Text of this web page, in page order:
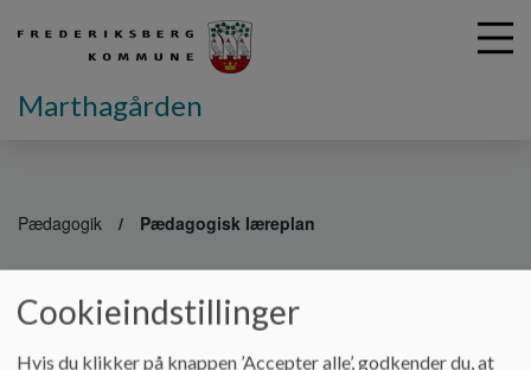
i
Marthagården
Pædagogik Pædagogisk læreplan
Pædagogisk læreplan
Cookieindstillinger
Hvis du klikker på knappen ’Accepter alle’, godkender du, at